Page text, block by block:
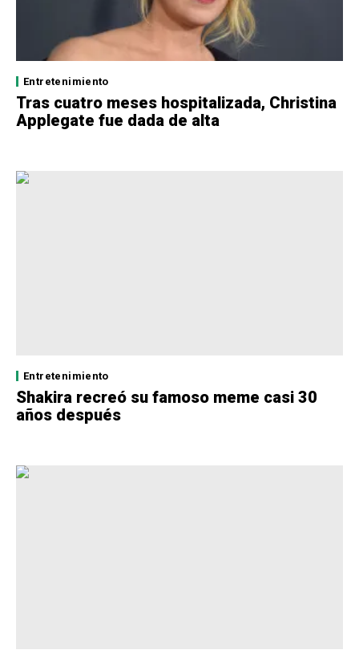
Entretenimiento
Tras cuatro meses hospitalizada, Christina
Applegate fue dada de alta
Entretenimiento
Shakira recreó su famoso meme casi 30
años después